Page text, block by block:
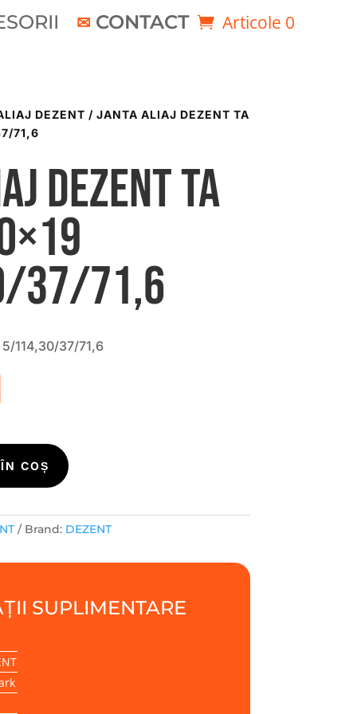
CONTACT Articole 0
DEZENT / JANTA ALIAJ DEZENT TA
71,6
DEZENT TA
37/71,6
114,30/37/71,6
COȘ
Brand: DEZENT
SUPLIMENTARE